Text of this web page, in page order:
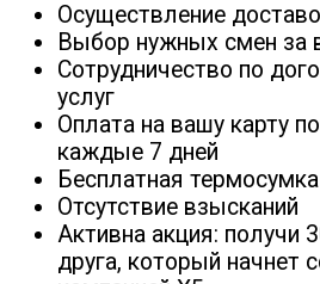
Осуществление
Выбор нужных смен за
Сотрудничество по
услуг
Оплата на вашу карту
каждые 7 дней
Бесплатная термосумка
Отсутствие взысканий
Активна акция: получи
друга, который начнет